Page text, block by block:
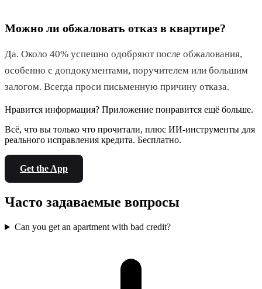
Можно ли обжаловать отказ в квартире?
Да. Около 40% успешно одобряют после обжалования,
особенно с допдокументами, поручителем или большим
залогом. Всегда проси письменную причину отказа.
Нравится информация? Приложение понравится ещё больше.
Всё, что вы только что прочитали, плюс ИИ-инструменты для
реального исправления кредита. Бесплатно.
Get the App
Часто задаваемые вопросы
Can you get an apartment with bad credit?